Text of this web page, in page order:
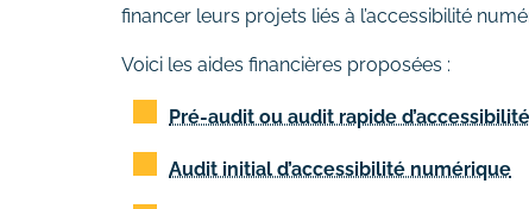
financer leurs projets liés à l’accessibilité
Voici les aides financières proposées :
Pré-audit ou audit rapide
Audit initial d’accessibilité numérique